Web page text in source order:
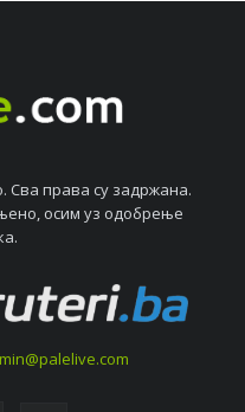
Сва права су задржана.
осим уз одобрeњe